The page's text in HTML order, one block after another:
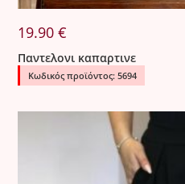
19.90€
Παντελονι καπαρτινε
Κωδικός προϊόντος: 5694